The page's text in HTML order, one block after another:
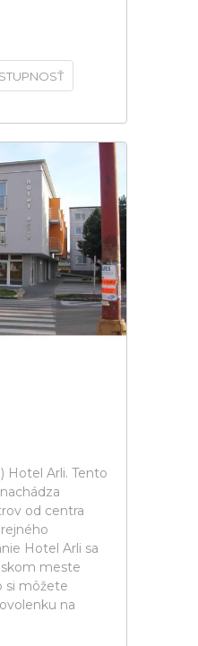
Hotel Arli. Tento
od centra
Hotel Arli sa
meste
si môžete
na